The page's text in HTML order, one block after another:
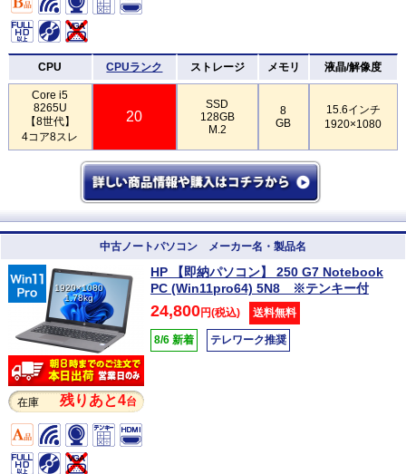
CPU CPUランク ストレージ メモリ 液晶/解像度
Core i5
8265U
【8世代】
4コア8スレ
20
SSD
128GB
M.2
8
GB
15.6インチ
1920×1080
中古ノートパソコン メーカー名・製品名
1920×1080
1.78kg
在庫 残りあと4台
HP 【即納パソコン】 250 G7 Notebook
PC (Win11pro64) 5N8 ※テンキー付
24,800円(税込) 送料無料
8/6 新着 テレワーク推奨